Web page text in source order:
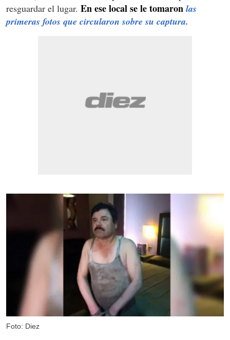
resguardar el lugar. En ese local se le tomaron las
primeras fotos que circularon sobre su captura.
Foto: Diez